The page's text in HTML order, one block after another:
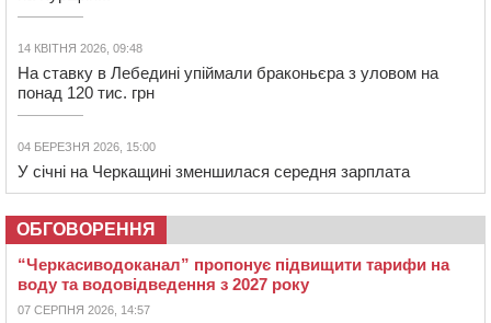
14 КВІТНЯ 2026, 09:48
На ставку в Лебедині упіймали браконьєра з уловом на
понад 120 тис. грн
04 БЕРЕЗНЯ 2026, 15:00
У січні на Черкащині зменшилася середня зарплата
ОБГОВОРЕННЯ
“Черкасиводоканал” пропонує підвищити тарифи на
воду та водовідведення з 2027 року
07 СЕРПНЯ 2026, 14:57